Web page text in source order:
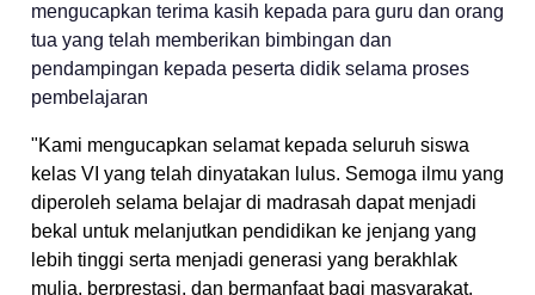
mengucapkan terima kasih kepada para guru dan orang
tua yang telah memberikan bimbingan dan
pendampingan kepada peserta didik selama proses
pembelajaran
"Kami mengucapkan selamat kepada seluruh siswa
kelas VI yang telah dinyatakan lulus. Semoga ilmu yang
diperoleh selama belajar di madrasah dapat menjadi
bekal untuk melanjutkan pendidikan ke jenjang yang
lebih tinggi serta menjadi generasi yang berakhlak
mulia, berprestasi, dan bermanfaat bagi masyarakat.